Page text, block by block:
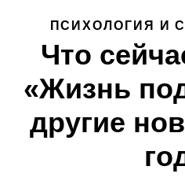
ПСИХОЛОГИЯ И
Что
«Жизнь
другие